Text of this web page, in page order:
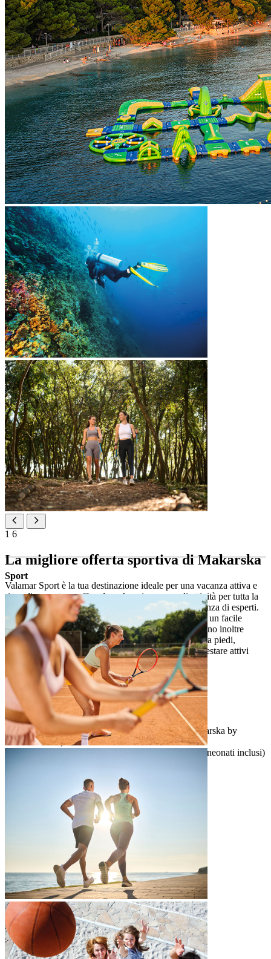
1 6
La migliore offerta sportiva di Makarska
Valamar Sport è la tua destinazione ideale per una vacanza attiva e
ricca di avventure, offrendo un’ampia gamma di attività per tutta la
famiglia, noleggio attrezzature, tour guidati e consulenza di esperti.
Situato comodamente appena sotto l’hotel, garantisce un facile
accesso alle avventure all’aria aperta. Gli ospiti possono inoltre
visitare altre due sedi Valamar Sport a breve distanza a piedi,
aprendo ulteriori opportunità per esplorare il mare e restare attivi
durante il soggiorno.
Contenuti sportivi
noleggio kayak e SUP
snorkeling e noleggio attrezzatura
Aquapark (disponibile di fronte al Sunny Makarska by
Valamar)
attrezzatura per il nordic walking (marsupi per neonati inclusi)
Sport